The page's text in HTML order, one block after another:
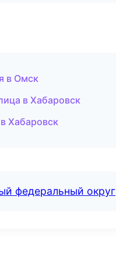
в Омск
в Хабаровск
Хабаровск
федеральный округ